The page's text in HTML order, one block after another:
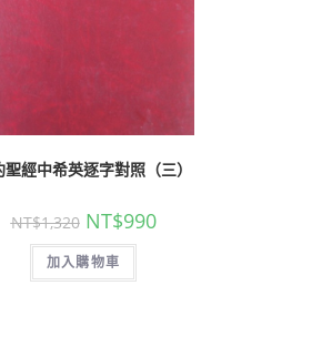
聖經中希英逐字對照（三）
NT$1,320 NT$990
加入購物車